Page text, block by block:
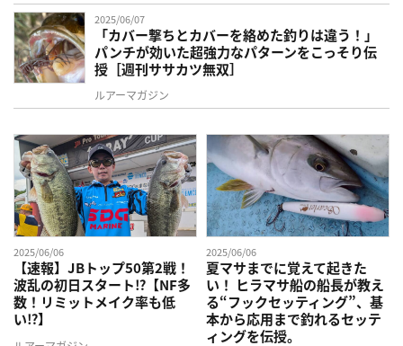
2025/06/07
「カバー撃ちとカバーを絡めた釣りは違う！」
パンチが効いた超強力なパターンをこっそり伝
授［週刊ササカツ無双］
ルアーマガジン
2025/06/06
【速報】JBトップ50第2戦！
波乱の初日スタート⁉【NF多
数！リミットメイク率も低
い⁉】
2025/06/06
夏マサまでに覚えて起きた
い！ ヒラマサ船の船長が教え
る“フックセッティング”、基
本から応用まで釣れるセッテ
ィングを伝授。